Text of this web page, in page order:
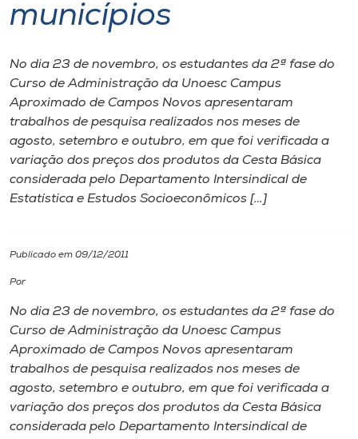
Portal de Ensino
A
Internacionalização
I.nova
Cultura
CPA
Biblioteca
Editora
municípios
No dia 23 de novembro, os estudantes da 2ª fase do
Curso de Administração da Unoesc Campus
Aproximado de Campos Novos apresentaram
trabalhos de pesquisa realizados nos meses de
agosto, setembro e outubro, em que foi verificada a
variação dos preços dos produtos da Cesta Básica
considerada pelo Departamento Intersindical de
Estatística e Estudos Socioeconômicos […]
Publicado em 09/12/2011
Por
No dia 23 de novembro, os estudantes da 2ª fase do
Curso de Administração da Unoesc Campus
Aproximado de Campos Novos apresentaram
trabalhos de pesquisa realizados nos meses de
agosto, setembro e outubro, em que foi verificada a
variação dos preços dos produtos da Cesta Básica
considerada pelo Departamento Intersindical de